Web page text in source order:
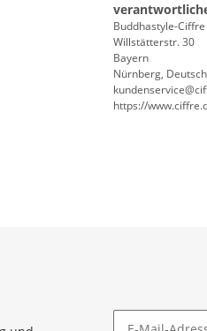
Buddhastyle-
Willstätterstr. 30
Bayern
Nürnberg,
https://